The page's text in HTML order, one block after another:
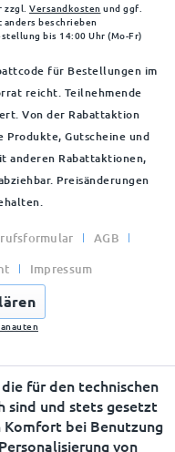
zzgl. Versandkosten und ggf.
anders beschrieben
bis 14:00 Uhr (Mo-Fr)
für Bestellungen im
reicht. Teilnehmende
Von der Rabattaktion
Produkte, Gutscheine und
anderen Rabattaktionen,
Preisänderungen
AGB
Impressum
für den technischen
sind und stets gesetzt
Komfort bei Benutzung
von